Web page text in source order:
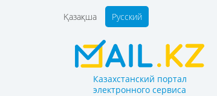
Қазақша Русский
Казахстанский портал
электронного сервиса